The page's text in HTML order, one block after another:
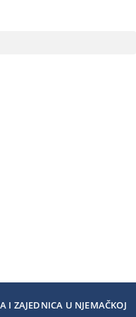
I ZAJEDNICA U NJEMAČKOJ